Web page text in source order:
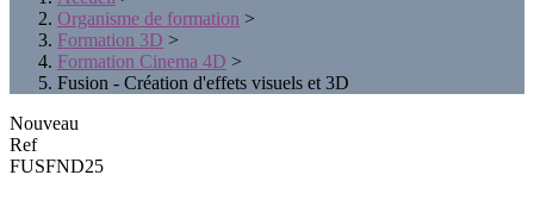
Organisme de formation >
Formation 3D >
Formation Cinema 4D >
Fusion - Création d'effets visuels et 3D
Nouveau
Ref
FUSFND25